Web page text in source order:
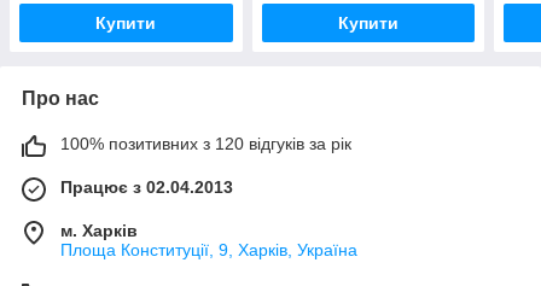
Купити Купити
Про нас
100% позитивних з 120 відгуків за рік
Працює з 02.04.2013
м. Харків
Площа Конституції, 9, Харків, Україна